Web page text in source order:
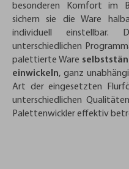
besonderen Komfort im
sichern sie die Ware
individuell
unterschiedlichen
palettierte Ware
einwickeln, ganz
Art der eingesetzten
unterschiedlichen
Palettenwickler effektiv